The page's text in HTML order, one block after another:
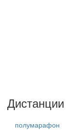
Дистанции
полумарафон